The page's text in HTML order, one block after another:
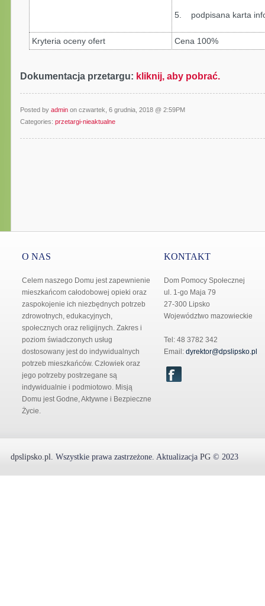
5. podpisana karta
Kryteria oceny ofert Cena 100%
Dokumentacja przetargu: kliknij, aby pobrać.
Posted by admin on czwartek, 6 grudnia, 2018 @ 2:59PM
Categories: przetargi-nieaktualne
O NAS
Celem naszego Domu jest zapewnienie
mieszkańcom całodobowej opieki oraz
zaspokojenie ich niezbędnych potrzeb
zdrowotnych, edukacyjnych,
społecznych oraz religijnych. Zakres i
poziom świadczonych usług
dostosowany jest do indywidualnych
potrzeb mieszkańców. Człowiek oraz
jego potrzeby postrzegane są
indywidualnie i podmiotowo. Misją
Domu jest Godne, Aktywne i Bezpieczne
Życie.
KONTAKT
Dom Pomocy Społecznej
ul. 1-go Maja 79
27-300 Lipsko
Województwo mazowieckie
Tel: 48 3782 342
Email: dyrektor@dpslipsko.pl
dpslipsko.pl. Wszystkie prawa zastrzeżone. Aktualizacja PG © 2023